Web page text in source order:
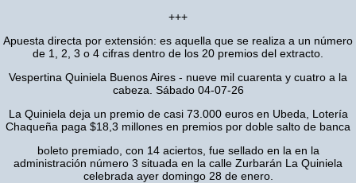
+++
Apuesta directa por extensión: es aquella que se realiza a un número
de 1, 2, 3 o 4 cifras dentro de los 20 premios del extracto.
Vespertina Quiniela Buenos Aires - nueve mil cuarenta y cuatro a la
cabeza. Sábado 04-07-26
La Quiniela deja un premio de casi 73.000 euros en Ubeda, Lotería
Chaqueña paga $18,3 millones en premios por doble salto de banca
boleto premiado, con 14 aciertos, fue sellado en la en la
administración número 3 situada en la calle Zurbarán La Quiniela
celebrada ayer domingo 28 de enero.